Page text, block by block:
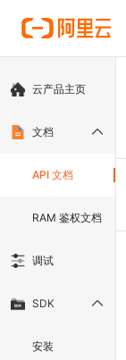
云产品主页
文档
API 文档
RAM 鉴权文档
调试
SDK
安装